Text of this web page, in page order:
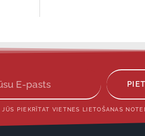
PIEKRĪTAT VIETNES LIETOŠANAS